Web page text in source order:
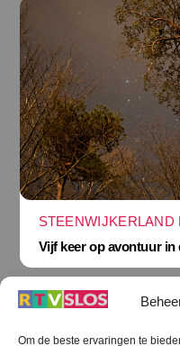
Om de beste ervaringen te
STEENWIJKERLAND
Vijf keer op avontuur